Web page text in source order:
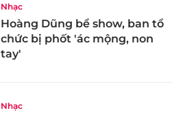
Nhạc
Hoàng Dũng bể show, ban tổ
chức bị phốt 'ác mộng, non
tay'
Nhạc